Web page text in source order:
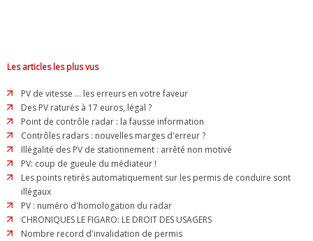
Les articles les plus vus
PV de vitesse ... les erreurs en votre faveur
Des PV raturés à 17 euros, légal ?
Point de contrôle radar : la fausse information
Contrôles radars : nouvelles marges d'erreur ?
Illégalité des PV de stationnement : arrêté non motivé
PV: coup de gueule du médiateur !
Les points retirés automatiquement sur les permis de conduire sont
illégaux
PV : numéro d'homologation du radar
CHRONIQUES LE FIGARO: LE DROIT DES USAGERS
Nombre record d'invalidation de permis